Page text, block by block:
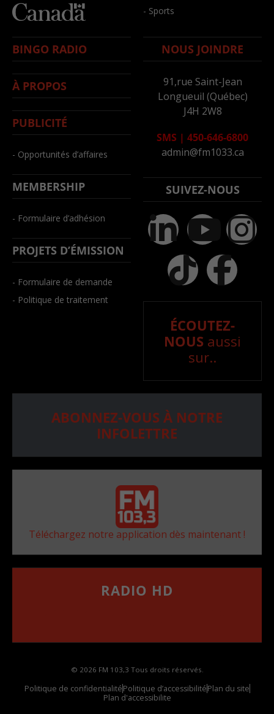
- Sports
BINGO RADIO
À PROPOS
PUBLICITÉ
- Opportunités d’affaires
MEMBERSHIP
- Formulaire d’adhésion
PROJETS D’ÉMISSION
- Formulaire de demande
- Politique de traitement
NOUS JOINDRE
91,rue Saint-Jean
Longueuil (Québec)
J4H 2W8
SMS | 450-646-6800
admin@fm1033.ca
SUIVEZ-NOUS
ÉCOUTEZ-
NOUS aussi
sur..
ABONNEZ-VOUS À NOTRE
INFOLETTRE
Téléchargez notre application dès maintenant !
RADIO HD
© 2026 FM 103,3 Tous droits réservés.
Politique de confidentialitéPolitique d’accessibilitéPlan du site
Plan d'accessibilite